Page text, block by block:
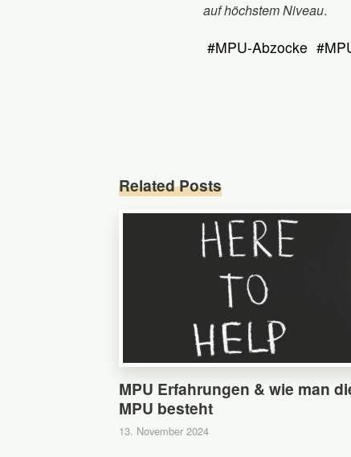
auf höchstem Niveau.
#MPU-Abzocke #
Related Posts
MPU Erfahrungen & wie man
MPU besteht
13. November 2024